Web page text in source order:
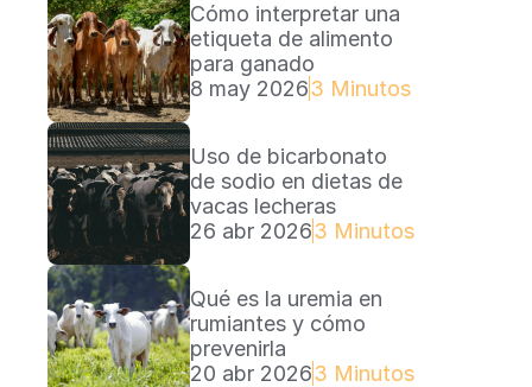
Cómo interpretar una
etiqueta de alimento
para ganado
8 may 20263 Minutos Lectura
Uso de bicarbonato
de sodio en dietas de
vacas lecheras
26 abr 20263 Minutos Lectura
Qué es la uremia en
rumiantes y cómo
prevenirla
20 abr 20263 Minutos Lectura